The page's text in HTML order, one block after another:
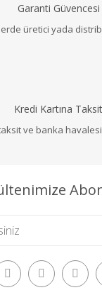
Garanti Güvencesi
üretici yada
Kredi Kartına Taksit
ve banka